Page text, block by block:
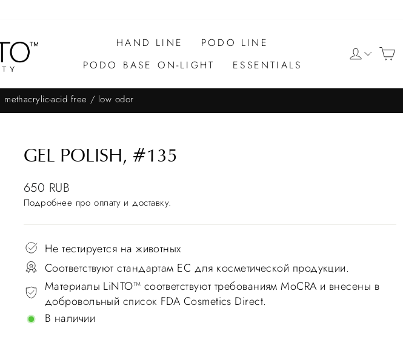
HAND LINE
PODO LINE
PODO BASE ON-LIGHT
ESSENTIALS
methacrylic-acid free / low odor
GEL POLISH, #135
650 RUB
Подробнее про оплату и доставку.
Не тестируется на животных
Соответствуют стандартам ЕС для косметической продукции.
Материалы LiNTO™ соответствуют требованиям MoCRA и внесены в
добровольный список FDA Cosmetics Direct.
В наличии